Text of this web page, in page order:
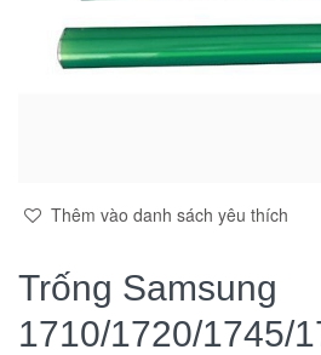
Thêm vào danh sách yêu thích
Trống Samsung
1710/1720/1745/